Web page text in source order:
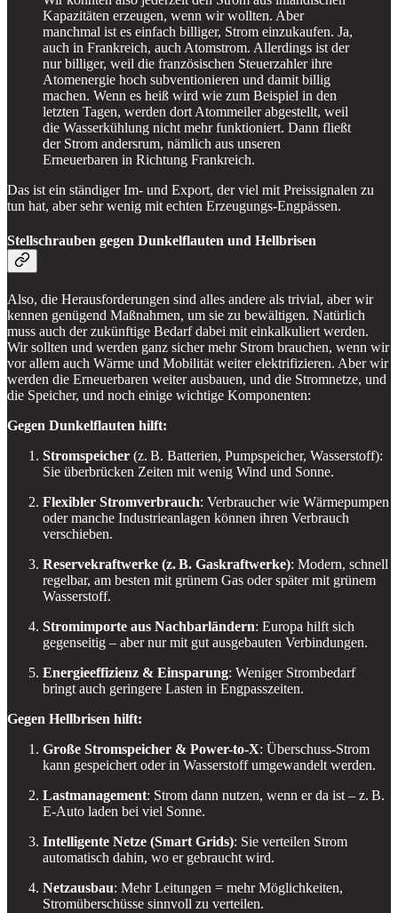
Kapazitäten erzeugen, wenn wir wollten. Aber
manchmal ist es einfach billiger, Strom einzukaufen. Ja,
auch in Frankreich, auch Atomstrom. Allerdings ist der
nur billiger, weil die französischen Steuerzahler ihre
Atomenergie hoch subventionieren und damit billig
machen. Wenn es heiß wird wie zum Beispiel in den
letzten Tagen, werden dort Atommeiler abgestellt, weil
die Wasserkühlung nicht mehr funktioniert. Dann fließt
der Strom andersrum, nämlich aus unseren
Erneuerbaren in Richtung Frankreich.
Das ist ein ständiger Im- und Export, der viel mit Preissignalen zu
tun hat, aber sehr wenig mit echten Erzeugungs-Engpässen.
Stellschrauben gegen Dunkelflauten und Hellbrisen
Also, die Herausforderungen sind alles andere als trivial, aber wir
kennen genügend Maßnahmen, um sie zu bewältigen. Natürlich
muss auch der zukünftige Bedarf dabei mit einkalkuliert werden.
Wir sollten und werden ganz sicher mehr Strom brauchen, wenn wir
vor allem auch Wärme und Mobilität weiter elektrifizieren. Aber wir
werden die Erneuerbaren weiter ausbauen, und die Stromnetze, und
die Speicher, und noch einige wichtige Komponenten:
Gegen Dunkelflauten hilft:
Stromspeicher (z. B. Batterien, Pumpspeicher, Wasserstoff):
Sie überbrücken Zeiten mit wenig Wind und Sonne.
Flexibler Stromverbrauch: Verbraucher wie Wärmepumpen
oder manche Industrieanlagen können ihren Verbrauch
verschieben.
Reservekraftwerke (z. B. Gaskraftwerke): Modern, schnell
regelbar, am besten mit grünem Gas oder später mit grünem
Wasserstoff.
Stromimporte aus Nachbarländern: Europa hilft sich
gegenseitig – aber nur mit gut ausgebauten Verbindungen.
Energieeffizienz & Einsparung: Weniger Strombedarf
bringt auch geringere Lasten in Engpasszeiten.
Gegen Hellbrisen hilft:
Große Stromspeicher & Power-to-X: Überschuss-Strom
kann gespeichert oder in Wasserstoff umgewandelt werden.
Lastmanagement: Strom dann nutzen, wenn er da ist – z. B.
E-Auto laden bei viel Sonne.
Intelligente Netze (Smart Grids): Sie verteilen Strom
automatisch dahin, wo er gebraucht wird.
Netzausbau: Mehr Leitungen = mehr Möglichkeiten,
Stromüberschüsse sinnvoll zu verteilen.